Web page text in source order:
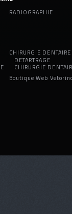
RADIOGRAPHIE
CHIRURGIE DENTAIRE
DETARTRAGE
CHIRURGIE
Boutique Web